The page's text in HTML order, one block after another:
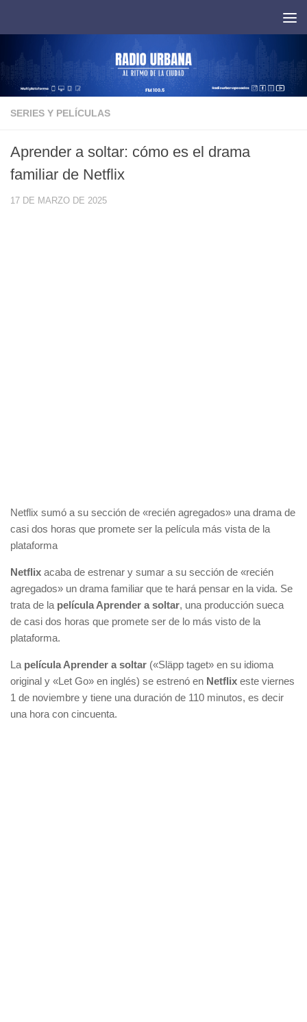
SERIES Y PELÍCULAS
Aprender a soltar: cómo es el drama
familiar de Netflix
17 DE MARZO DE 2025
Netflix sumó a su sección de «recién agregados» una drama de
casi dos horas que promete ser la película más vista de la
plataforma
Netflix acaba de estrenar y sumar a su sección de «recién
agregados» un drama familiar que te hará pensar en la vida. Se
trata de la película Aprender a soltar, una producción sueca
de casi dos horas que promete ser de lo más visto de la
plataforma.
La película Aprender a soltar («Släpp taget» en su idioma
original y «Let Go» en inglés) se estrenó en Netflix este viernes
1 de noviembre y tiene una duración de 110 minutos, es decir
una hora con cincuenta.